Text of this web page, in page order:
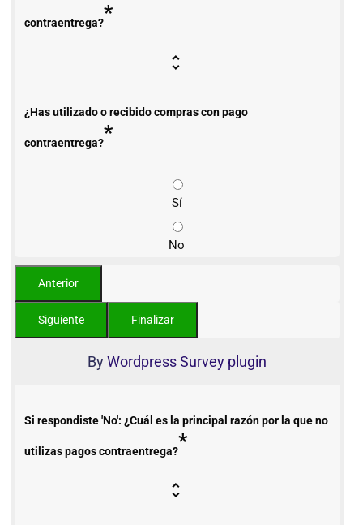
contraentrega?*
¿Has utilizado o recibido compras con pago
contraentrega?*
Sí
No
ByWordpress Survey plugin
Si respondiste 'No': ¿Cuál es la principal razón por la que no
utilizas pagos contraentrega?*